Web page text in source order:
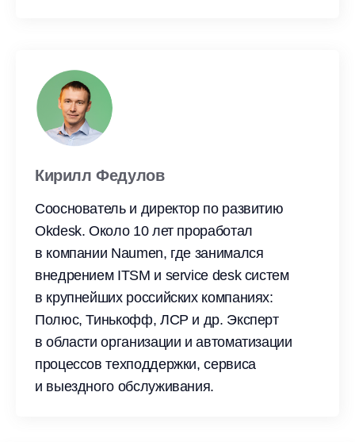
Кирилл Федулов
Сооснователь и директор по развитию
Okdesk. Около 10 лет проработал
в компании Naumen, где занимался
внедрением ITSM и service desk систем
в крупнейших российских компаниях:
Полюс, Тинькофф, ЛСР и др. Эксперт
в области организации и автоматизации
процессов техподдержки, сервиса
и выездного обслуживания.